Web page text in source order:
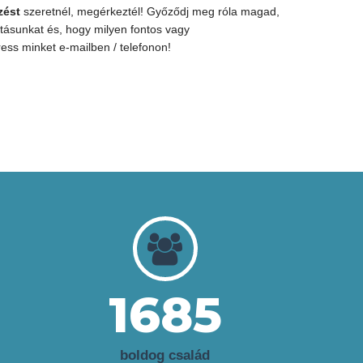
szeretnél, megérkeztél! Győződj meg róla magad,
és, hogy milyen fontos vagy
minket e-mailben / telefonon!
1685
boldog család